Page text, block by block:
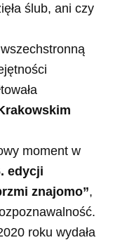
ślub, ani czy
moment w
edycji
znajomo”,
roku wydała